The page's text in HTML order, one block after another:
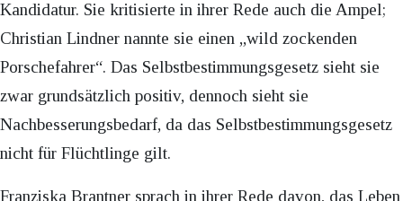
Kandidatur. Sie kritisierte in ihrer Rede auch die Ampel;
Christian Lindner nannte sie einen „wild zockenden
Porschefahrer“. Das Selbstbestimmungsgesetz sieht sie
zwar grundsätzlich positiv, dennoch sieht sie
Nachbesserungsbedarf, da das Selbstbestimmungsgesetz
nicht für Flüchtlinge gilt.
Franziska Brantner sprach in ihrer Rede davon, das Leben